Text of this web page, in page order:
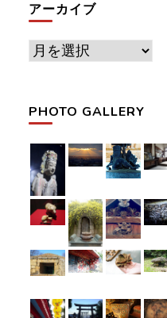
アーカイブ
ア
イ
ブ
PHOTO GALLERY